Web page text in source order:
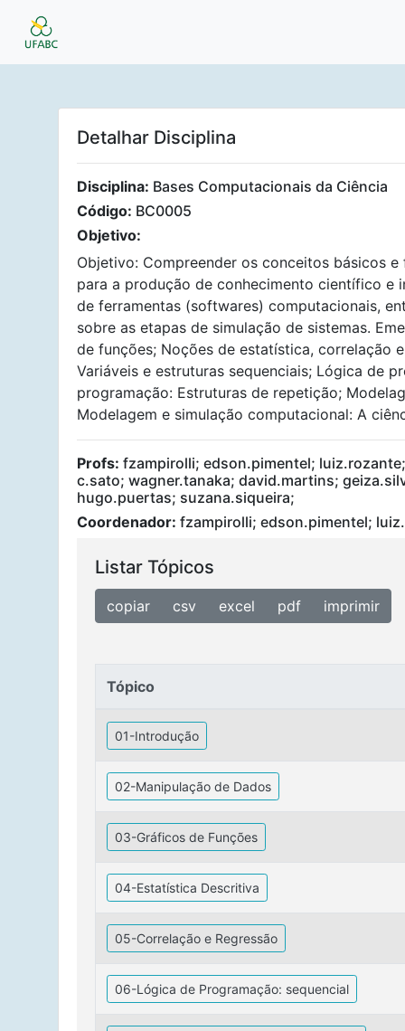
Detalhar Disciplina
Disciplina: Bases Computacionais da Ciência
Código: BC0005
Objetivo:
Objetivo: Compreender os conceitos básicos
para a produção de conhecimento científico e
de ferramentas (softwares) computacionais,
sobre as etapas de simulação de sistemas.
de funções; Noções de estatística, correlação
Variáveis e estruturas sequenciais; Lógica de
programação: Estruturas de repetição;
Modelagem e simulação computacional: A
Profs: fzampirolli; edson.pimentel;
c.sato; wagner.tanaka; david.martins;
hugo.puertas; suzana.siqueira;
Coordenador: fzampirolli; edson.pimentel;
Listar Tópicos
copiar csv excel pdf imprimir
Tópico
Tópico
01-Introdução
02-Manipulação de Dados
03-Gráficos de Funções
04-Estatística Descritiva
05-Correlação e Regressão
06-Lógica de Programação: sequencial